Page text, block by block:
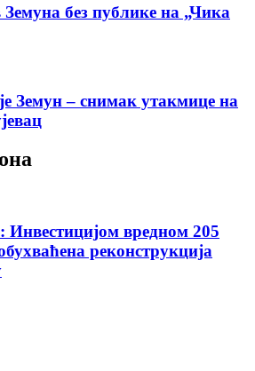
без публике на „Чика
Земун – снимак утакмице на
Инвестицијом вредном 205
реконструкција